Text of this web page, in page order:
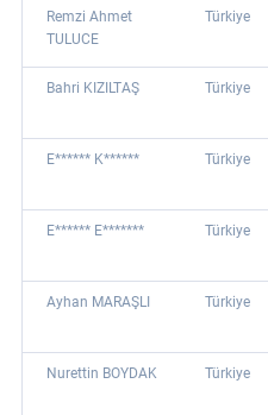
Remzi Ahmet
TULUCE
Türkiye
Bahri KIZILTAŞ Türkiye
E****** K****** Türkiye
E****** E******* Türkiye
Ayhan MARAŞLI Türkiye
Nurettin BOYDAK Türkiye